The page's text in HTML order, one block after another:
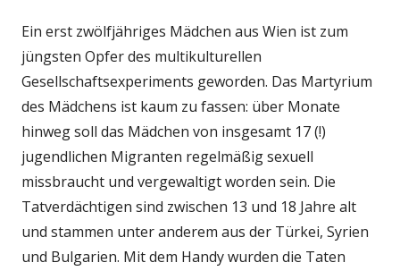
Ein erst zwölfjähriges Mädchen aus Wien ist zum
jüngsten Opfer des multikulturellen
Gesellschaftsexperiments geworden. Das Martyrium
des Mädchens ist kaum zu fassen: über Monate
hinweg soll das Mädchen von insgesamt 17 (!)
jugendlichen Migranten regelmäßig sexuell
missbraucht und vergewaltigt worden sein. Die
Tatverdächtigen sind zwischen 13 und 18 Jahre alt
und stammen unter anderem aus der Türkei, Syrien
und Bulgarien. Mit dem Handy wurden die Taten